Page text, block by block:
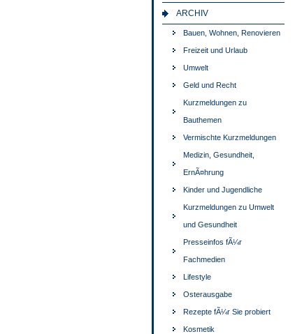
ARCHIV
Bauen, Wohnen, Renovieren
Freizeit und Urlaub
Umwelt
Geld und Recht
Kurzmeldungen zu
Bauthemen
Vermischte Kurzmeldungen
Medizin, Gesundheit,
ErnÃ¤hrung
Kinder und Jugendliche
Kurzmeldungen zu Umwelt
und Gesundheit
Presseinfos fÃ¼r
Fachmedien
Lifestyle
Osterausgabe
Rezepte fÃ¼r Sie probiert
Kosmetik